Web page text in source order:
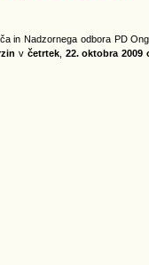
in Nadzornega odbora PD
v četrtek, 22. oktobra 2009